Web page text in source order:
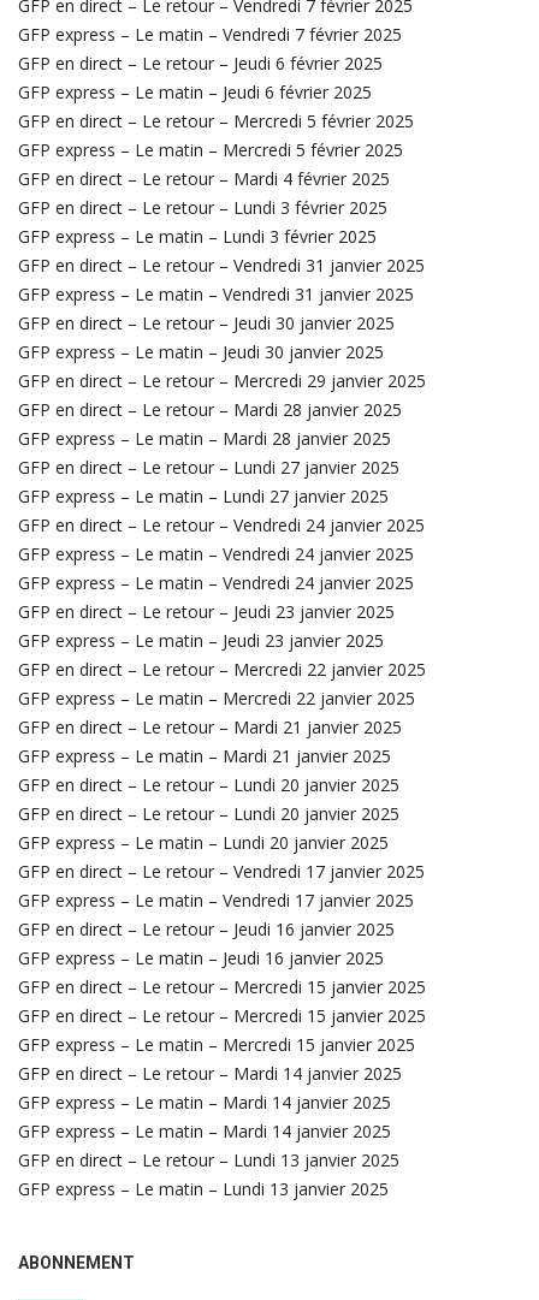
GFP en direct – Le retour – Vendredi 7 février 2025
GFP express – Le matin – Vendredi 7 février 2025
GFP en direct – Le retour – Jeudi 6 février 2025
GFP express – Le matin – Jeudi 6 février 2025
GFP en direct – Le retour – Mercredi 5 février 2025
GFP express – Le matin – Mercredi 5 février 2025
GFP en direct – Le retour – Mardi 4 février 2025
GFP en direct – Le retour – Lundi 3 février 2025
GFP express – Le matin – Lundi 3 février 2025
GFP en direct – Le retour – Vendredi 31 janvier 2025
GFP express – Le matin – Vendredi 31 janvier 2025
GFP en direct – Le retour – Jeudi 30 janvier 2025
GFP express – Le matin – Jeudi 30 janvier 2025
GFP en direct – Le retour – Mercredi 29 janvier 2025
GFP en direct – Le retour – Mardi 28 janvier 2025
GFP express – Le matin – Mardi 28 janvier 2025
GFP en direct – Le retour – Lundi 27 janvier 2025
GFP express – Le matin – Lundi 27 janvier 2025
GFP en direct – Le retour – Vendredi 24 janvier 2025
GFP express – Le matin – Vendredi 24 janvier 2025
GFP express – Le matin – Vendredi 24 janvier 2025
GFP en direct – Le retour – Jeudi 23 janvier 2025
GFP express – Le matin – Jeudi 23 janvier 2025
GFP en direct – Le retour – Mercredi 22 janvier 2025
GFP express – Le matin – Mercredi 22 janvier 2025
GFP en direct – Le retour – Mardi 21 janvier 2025
GFP express – Le matin – Mardi 21 janvier 2025
GFP en direct – Le retour – Lundi 20 janvier 2025
GFP en direct – Le retour – Lundi 20 janvier 2025
GFP express – Le matin – Lundi 20 janvier 2025
GFP en direct – Le retour – Vendredi 17 janvier 2025
GFP express – Le matin – Vendredi 17 janvier 2025
GFP en direct – Le retour – Jeudi 16 janvier 2025
GFP express – Le matin – Jeudi 16 janvier 2025
GFP en direct – Le retour – Mercredi 15 janvier 2025
GFP en direct – Le retour – Mercredi 15 janvier 2025
GFP express – Le matin – Mercredi 15 janvier 2025
GFP en direct – Le retour – Mardi 14 janvier 2025
GFP express – Le matin – Mardi 14 janvier 2025
GFP express – Le matin – Mardi 14 janvier 2025
GFP en direct – Le retour – Lundi 13 janvier 2025
GFP express – Le matin – Lundi 13 janvier 2025
ABONNEMENT